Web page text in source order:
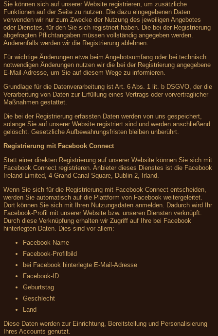
Sie können sich auf unserer Website registrieren, um zusätzliche
Funktionen auf der Seite zu nutzen. Die dazu eingegebenen Daten
verwenden wir nur zum Zwecke der Nutzung des jeweiligen Angebotes
oder Dienstes, für den Sie sich registriert haben. Die bei der Registrierung
abgefragten Pflichtangaben müssen vollständig angegeben werden.
Anderenfalls werden wir die Registrierung ablehnen.
Für wichtige Änderungen etwa beim Angebotsumfang oder bei technisch
notwendigen Änderungen nutzen wir die bei der Registrierung angegebene
E-Mail-Adresse, um Sie auf diesem Wege zu informieren.
Grundlage für die Datenverarbeitung ist Art. 6 Abs. 1 lit. b DSGVO, der die
Verarbeitung von Daten zur Erfüllung eines Vertrags oder vorvertraglicher
Maßnahmen gestattet.
Die bei der Registrierung erfassten Daten werden von uns gespeichert,
solange Sie auf unserer Website registriert sind und werden anschließend
gelöscht. Gesetzliche Aufbewahrungsfristen bleiben unberührt.
Registrierung mit Facebook Connect
Statt einer direkten Registrierung auf unserer Website können Sie sich mit
Facebook Connect registrieren. Anbieter dieses Dienstes ist die Facebook
Ireland Limited, 4 Grand Canal Square, Dublin 2, Irland.
Wenn Sie sich für die Registrierung mit Facebook Connect entscheiden,
werden Sie automatisch auf die Plattform von Facebook weitergeleitet.
Dort können Sie sich mit Ihren Nutzungsdaten anmelden. Dadurch wird Ihr
Facebook-Profil mit unserer Website bzw. unseren Diensten verknüpft.
Durch diese Verknüpfung erhalten wir Zugriff auf Ihre bei Facebook
hinterlegten Daten. Dies sind vor allem:
Facebook-Name
Facebook-Profilbild
bei Facebook hinterlegte E-Mail-Adresse
Facebook-ID
Geburtstag
Geschlecht
Land
Diese Daten werden zur Einrichtung, Bereitstellung und Personalisierung
Ihres Accounts genutzt.